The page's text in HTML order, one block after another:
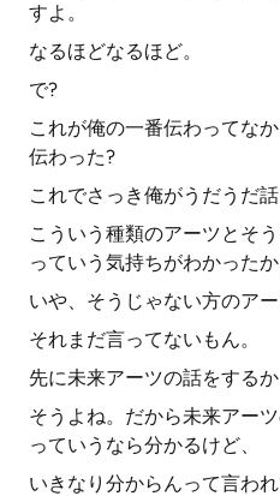
すよ。
なるほどなるほど。
で?
これが俺の一番伝わってな
伝わった?
これでさっき俺がうだうだ話
こういう種類のアーツとそ
っていう気持ちがわかったか
いや、そうじゃない方のア
それまだ言ってないもん。
先に未来アーツの話をするか
そうよね。だから未来アー
っていうなら分かるけど、
いきなり分からんって言わ